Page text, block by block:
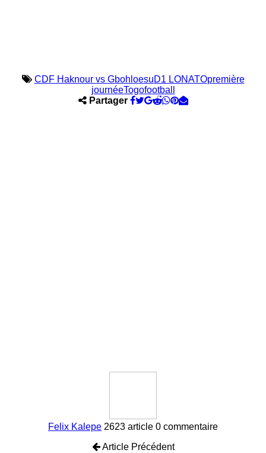
CDF Haknour vs GbohloesuD1 LONATOpremière
journéeTogofootball
Partager
Felix Kalepe 2623 article 0 commentaire
Article Précédent